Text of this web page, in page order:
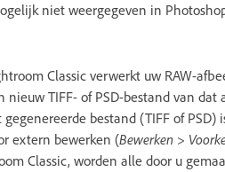
niet weergegeven in
Classic verwerkt uw RAW-
nieuw TIFF- of PSD-bestand van
bestand (TIFF of PSD)
extern bewerken (Bewerken >
Classic, worden alle door u